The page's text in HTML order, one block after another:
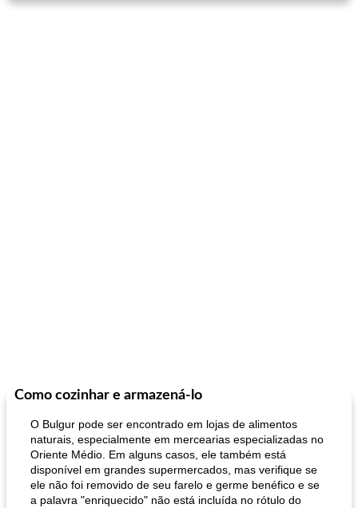
Como cozinhar e armazená-lo
O Bulgur pode ser encontrado em lojas de alimentos
naturais, especialmente em mercearias especializadas no
Oriente Médio. Em alguns casos, ele também está
disponível em grandes supermercados, mas verifique se
ele não foi removido de seu farelo e germe benéfico e se
a palavra "enriquecido" não está incluída no rótulo do